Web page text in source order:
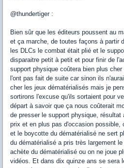
@thundertiger :
Bien sûr que les éditeurs poussent au
et ça marche, de toutes façons à partir
les DLCs le combat était plié et le
disparaitre petit à petit et pour finir de
support physique coûtera bien plus
l'ont pas fait de suite car sinon ils
cher les jeux dématérialisés mais je
sortirons l'excuse qu'ils sortaient pour
départ à savoir que ça nous coûterait
de presser le support physique, résultat
prix et en plus pas d'occasion possible,
et le boycotte du dématérialisé ne sert
du dématérialisé a pris très largement
achète du dématérialisé ou on ne joue
vidéos. Et dans dix quinze ans se sera